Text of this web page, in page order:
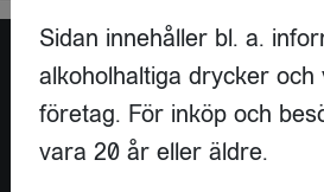
Är du
Sidan innehåller bl. a.
alkoholhaltiga drycker och
företag. För inköp och
vara 20 år eller äldre.